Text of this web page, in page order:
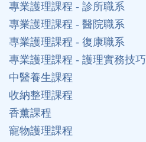
專業護理課程 - 診所職系
專業護理課程 - 醫院職系
專業護理課程 - 復康職系
專業護理課程 - 護理實務技巧
中醫養生課程
收納整理課程
香薰課程
寵物護理課程